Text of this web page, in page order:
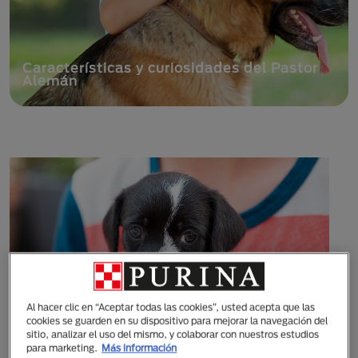
Gato o perro en adopción, requisitos y
beneficios
Al hacer clic en “Aceptar todas las cookies”, usted acepta que las
cookies se guarden en su dispositivo para mejorar la navegación del
sitio, analizar el uso del mismo, y colaborar con nuestros estudios
para marketing.
Más información